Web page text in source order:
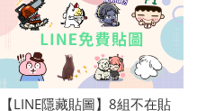
【LINE隱藏貼圖】8組不在貼